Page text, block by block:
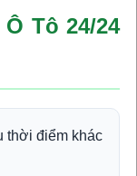
Tô 24/24
thời điểm khác